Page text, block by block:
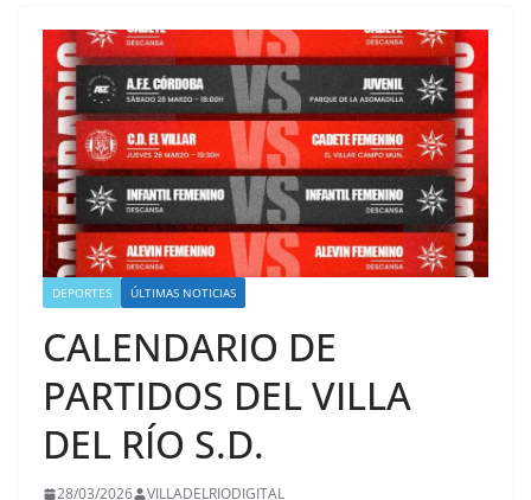
DEPORTES ÚLTIMAS NOTICIAS
CALENDARIO DE
PARTIDOS DEL VILLA
DEL RÍO S.D.
28/03/2026 VILLADELRIODIGITAL